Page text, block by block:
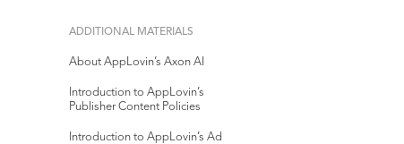
ADDITIONAL MATERIALS
About AppLovin’s Axon AI
Introduction to AppLovin’s
Publisher Content Policies
Introduction to AppLovin’s Ad